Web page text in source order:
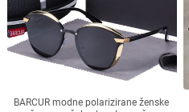
BARCUR modne polarizirane ženske